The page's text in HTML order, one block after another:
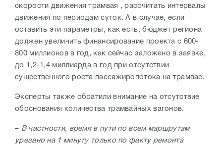
скорости движения трамвая , рассчитать интервалы
движения по периодам суток. А в случае, если
оставить эти параметры, как есть, бюджет региона
должен увеличить финансирование проекта с 600-
800 миллионов в год, как сейчас заложено в заявке,
до 1,2-1,4 миллиарда в год при отсутствии
существенного роста пассажиропотока на трамвае.
Эксперты также обратили внимание на отсутствие
обоснования количества трамвайных вагонов.
– В частности, время в пути по всем маршрутам
урезано на 1 минуту только по факту ремонта